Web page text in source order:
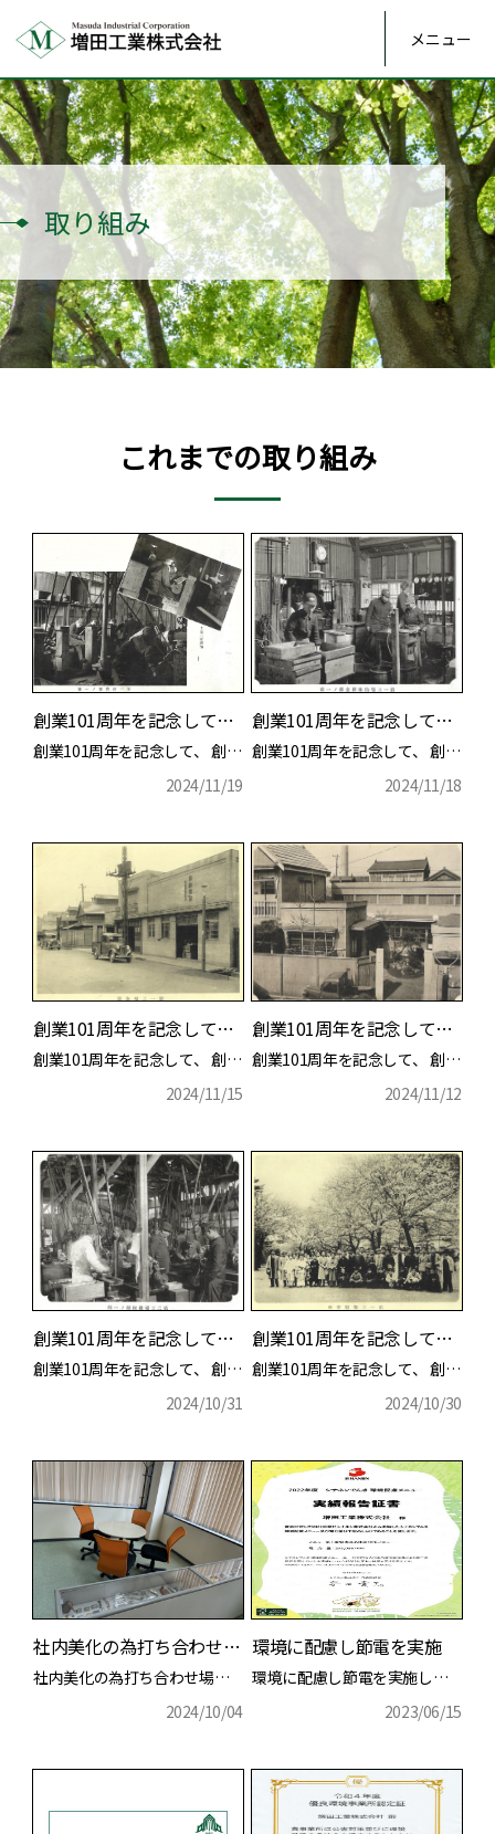
メニュー
取り組み
これまでの取り組み
詳細を見る
創業101周年を記念して（パート6）
創業101周年を記念して、 創業15周
2024/11/19
詳細を見る
創業101周年を記念して（パート5）
創業101周年を記念して、 創業15周年記念の際に作製
2024/11/18
詳細を見る
創業101周年を記念して（パート4）
創業101周年を記念して、 創業15周年記念の際に作製
2024/11/15
詳細を見る
創業101周年を記念して（パート3）
創業101周年を記念して、 創業15周年記念の際に作製
2024/11/12
詳細を見る
創業101周年を記念して（パート2）
創業101周年を記念して、 創業15周年記念の際に作製
2024/10/31
詳細を見る
創業101周年を記念して（パート1）
創業101周年を記念して、 創業15周年記念の際に作製
2024/10/30
詳細を見る
社内美化の為打ち合わせ場をリニューアル
社内美化の為打ち合わせ場をリニューアル+取扱い製品ギャラリー
2024/10/04
詳細を見る
環境に配慮し節電を実施
環境に配慮し節電を実施しております。
2023/06/15